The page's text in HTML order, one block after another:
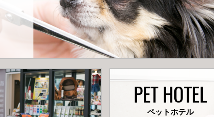
PET HOTEL
ペットホテル